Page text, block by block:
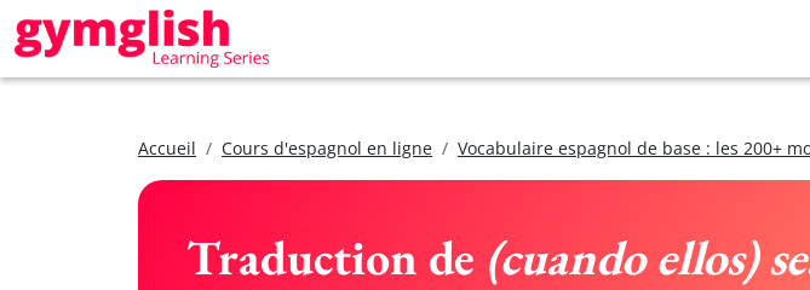
Accueil Cours d'espagnol en ligne Vocabulaire espagnol de base : les 200+
Traduction de (cuando ellos)